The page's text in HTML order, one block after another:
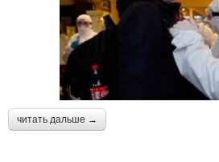
читать дальше →